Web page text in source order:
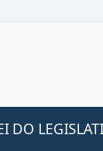
DO